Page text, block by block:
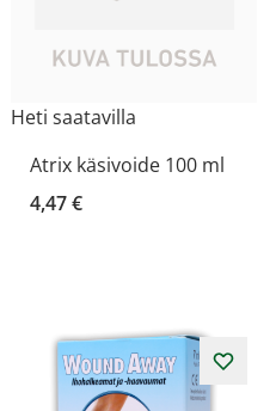
Heti saatavilla
Atrix käsivoide 100 ml
4,47 €